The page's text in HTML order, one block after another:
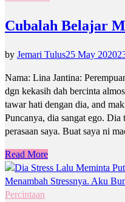
Cubalah Belajar
by Jemari Tulus25 May 2020
Nama: Lina Jantina:
dgn kekasih dah bercinta
tawar hati dengan dia, and
Puncanya, dia sangat ego. Dia
perasaan saya. Buat saya ni
Read More
Percintaan